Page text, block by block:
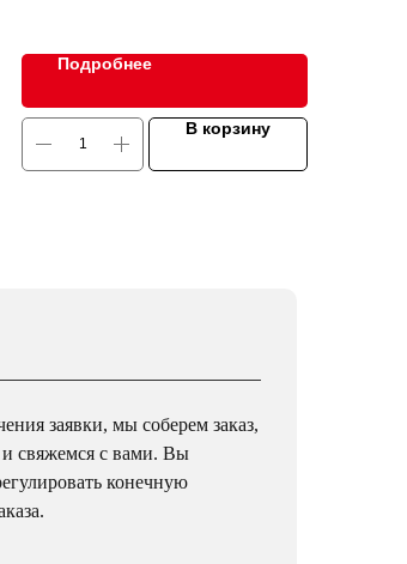
Подробнее
В корзину
заявки, мы соберем заказ,
и свяжемся с вами. Вы
конечную